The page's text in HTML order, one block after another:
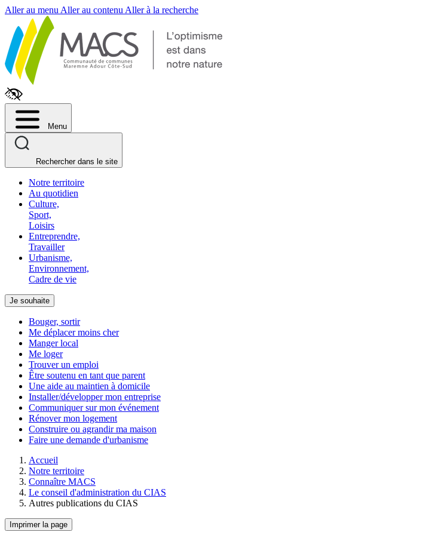
Aller au menu Aller au contenu Aller à la recherche
Menu
Rechercher dans le site
Notre territoire
Au quotidien
Culture,
Sport,
Loisirs
Entreprendre,
Travailler
Urbanisme,
Environnement,
Cadre de vie
Je souhaite
Bouger, sortir
Me déplacer moins cher
Manger local
Me loger
Trouver un emploi
Être soutenu en tant que parent
Une aide au maintien à domicile
Installer/développer mon entreprise
Communiquer sur mon événement
Rénover mon logement
Construire ou agrandir ma maison
Faire une demande d'urbanisme
Accueil
Notre territoire
Connaître MACS
Le conseil d'administration du CIAS
Autres publications du CIAS
Imprimer la page
Fenêtre
de
chat